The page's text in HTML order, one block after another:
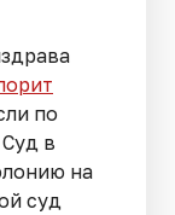
по
в
на
суд